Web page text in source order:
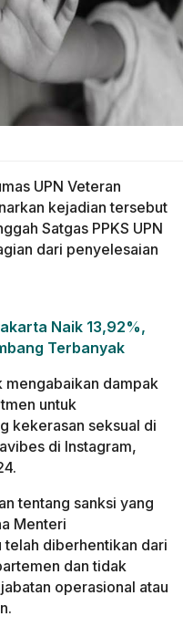
UPN Veteran
kejadian tersebut
Satgas PPKS UPN
dari penyelesaian
Naik 13,92%,
Terbanyak
mengabaikan dampak
untuk
kekerasan seksual di
di Instagram,
tentang sanksi yang
Menteri
diberhentikan dari
dan tidak
operasional atau